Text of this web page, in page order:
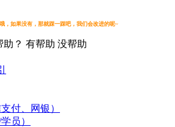
，如果没有，那就踩一踩吧，我们会改进的呢~
？ 有帮助 没帮助
付、网银）
员）